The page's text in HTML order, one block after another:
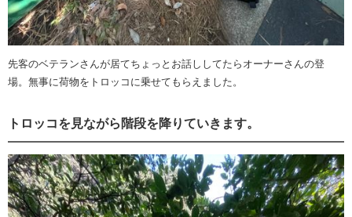
先客のベテランさんが居てちょっとお話ししてたらオーナーさんの登
場。無事に荷物をトロッコに乗せてもらえました。
トロッコを見ながら階段を降りていきます。